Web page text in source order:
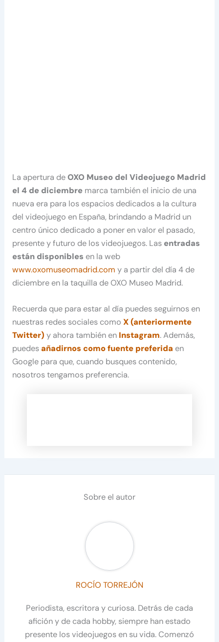
La apertura deOXO Museo del Videojuego Madrid
el 4 de diciembre marca también el inicio de una
nueva era para los espacios dedicados a la cultura
del videojuego en España, brindando a Madrid un
centro único dedicado a poner en valor el pasado,
presente y futuro de los videojuegos. Las entradas
están disponibles en la web
www.oxomuseomadrid.com y a partir del día 4 de
diciembre en la taquilla de OXO Museo Madrid.
Recuerda que para estar al día puedes seguirnos en
nuestras redes sociales comoX (anteriormente
Twitter) y ahora también en Instagram. Además,
puedesañadirnos como fuente preferida en
Google para que, cuando busques contenido,
nosotros tengamos preferencia.
Sobre el autor
ROCÍO TORREJÓN
Periodista, escritora y curiosa. Detrás de cada
afición y de cada hobby, siempre han estado
presente los videojuegos en su vida. Comenzó